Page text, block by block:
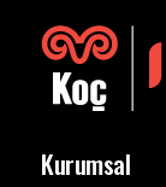
Kurumsal